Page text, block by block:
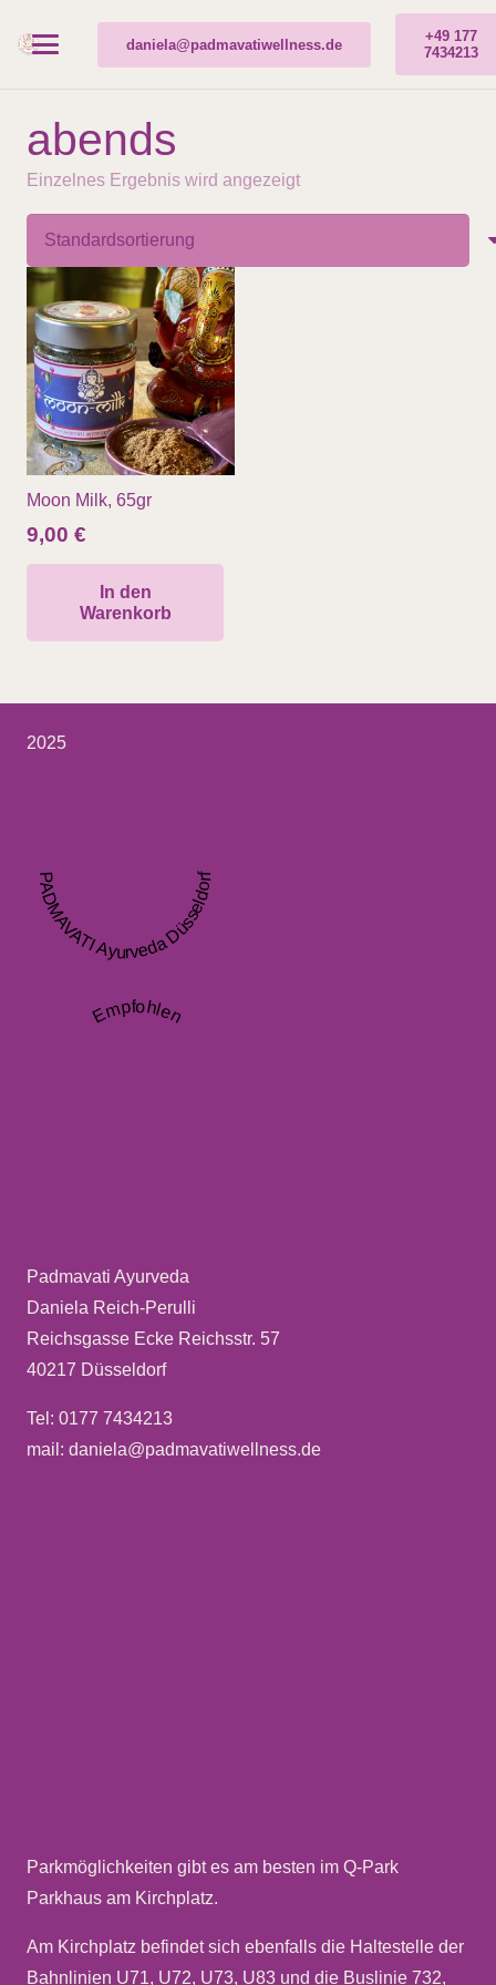
daniela@padmavatiwellness.de
+49 177
7434213
abends
Einzelnes Ergebnis wird angezeigt
Moon Milk, 65gr
9,00 €
In den
Warenkorb
2025
PADMAVATI Ayurveda Düsseldorf
Empfohlen
Padmavati Ayurveda
Daniela Reich-Perulli
Reichsgasse Ecke Reichsstr. 57
40217 Düsseldorf
Tel: 0177 7434213
mail: daniela@padmavatiwellness.de
Parkmöglichkeiten gibt es am besten im Q-Park
Parkhaus am Kirchplatz.
Am Kirchplatz befindet sich ebenfalls die Haltestelle der
Bahnlinien U71, U72, U73, U83 und die Buslinie 732,